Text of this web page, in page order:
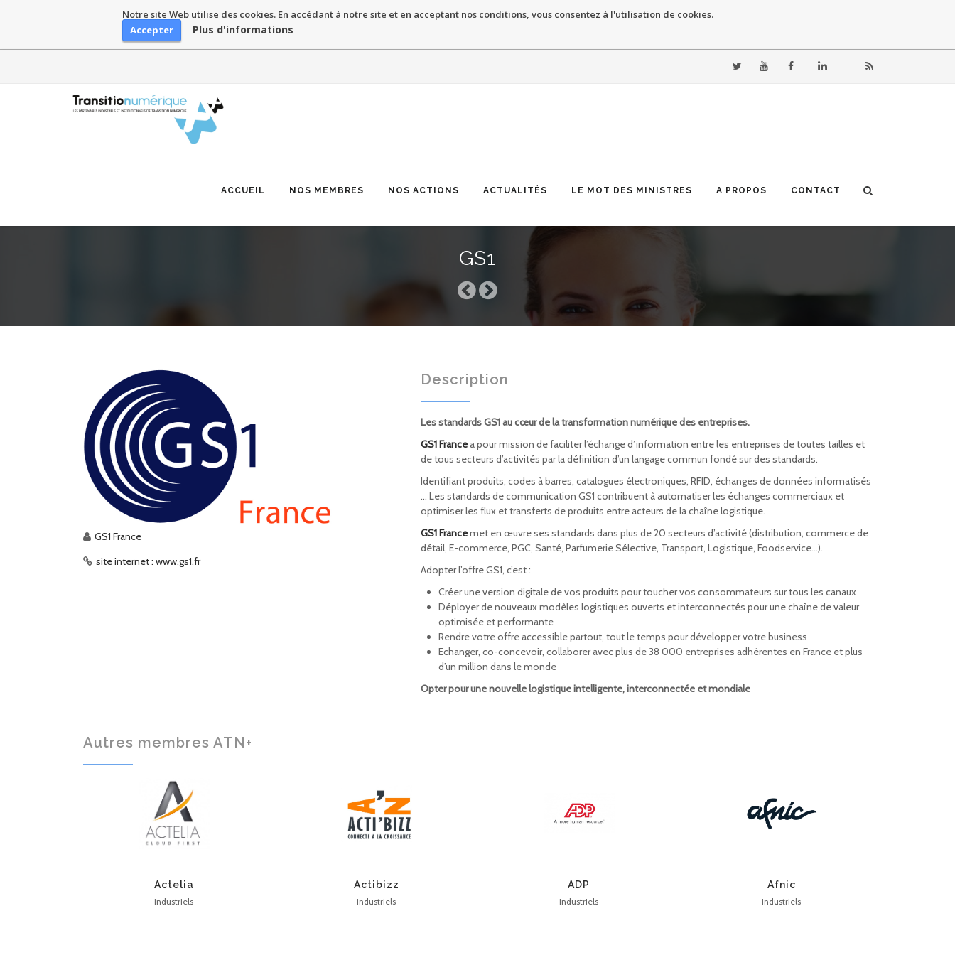
Notre site Web utilise des cookies. En accédant à notre site et en acceptant nos conditions, vous consentez à l'utilisation de cookies.
Accepter
Plus d'informations
content
ACCUEIL NOS MEMBRES NOS ACTIONS ACTUALITÉS LE MOT DES MINISTRES A PROPOS CONTACT
GS1
GS1 France
site internet : www.gs1.fr
Description
Les standards GS1 au cœur de la transformation numérique des entreprises.
GS1 Francea pour mission de faciliter l’échange d’information entre les entreprises de toutes tailles et
de tous secteurs d’activités par la définition d’un langage commun fondé sur des standards.
Identifiant produits, codes à barres, catalogues électroniques, RFID, échanges de données informatisés
… Les standards de communication GS1 contribuent à automatiser les échanges commerciaux et
optimiser les flux et transferts de produits entre acteurs de la chaîne logistique.
GS1 Francemet en œuvre ses standards dans plus de 20 secteurs d’activité (distribution, commerce de
détail, E-commerce, PGC, Santé, Parfumerie Sélective, Transport, Logistique, Foodservice…).
Adopter l’offre GS1, c’est :
Créer une version digitale de vos produits pour toucher vos consommateurs sur tous les canaux
Déployer de nouveaux modèles logistiques ouverts et interconnectés pour une chaîne de valeur
optimisée et performante
Rendre votre offre accessible partout, tout le temps pour développer votre business
Echanger, co-concevoir, collaborer avec plus de 38 000 entreprises adhérentes en France et plus
d’un million dans le monde
Opter pour une nouvelle logistique intelligente, interconnectée et mondiale
Autres membres ATN+
Actelia
industriels
Actibizz
industriels
ADP
industriels
Afnic
industriels